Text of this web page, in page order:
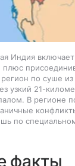
Индия
плюс
по суше из
узкий 21-
В регионе
по
факты